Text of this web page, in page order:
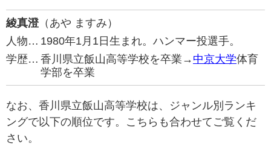
綾真澄（あや ますみ）
人物… 1980年1月1日生まれ。ハンマー投選手。
学歴… 香川県立飯山高等学校を卒業→ 中京大学体育
学部を卒業
なお、香川県立飯山高等学校は、ジャンル別ランキ
ングで以下の順位です。こちらも合わせてご覧くだ
さい。